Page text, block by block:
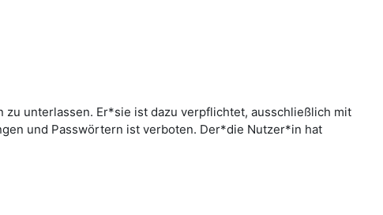
unterlassen. Er*sie ist dazu verpflichtet, ausschließlich mit
und Passwörtern ist verboten. Der*die Nutzer*in hat